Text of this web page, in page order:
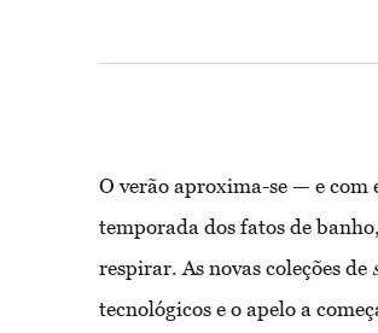
O verão aproxima-se — e com
temporada dos fatos de
respirar. As novas coleções de
tecnológicos e o apelo a